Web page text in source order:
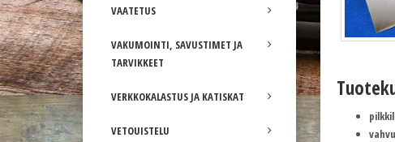
VAATETUS
VAKUMOINTI, SAVUSTIMET JA
TARVIKKEET
VERKKOKALASTUS JA KATISKAT
VETOUISTELU